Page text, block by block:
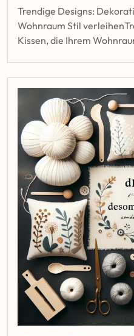
Trendige Designs:
Wohnraum Stil
Kissen, die Ihrem